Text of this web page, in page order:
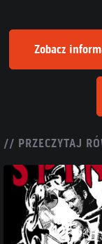
Zobacz
// PRZECZYTAJ